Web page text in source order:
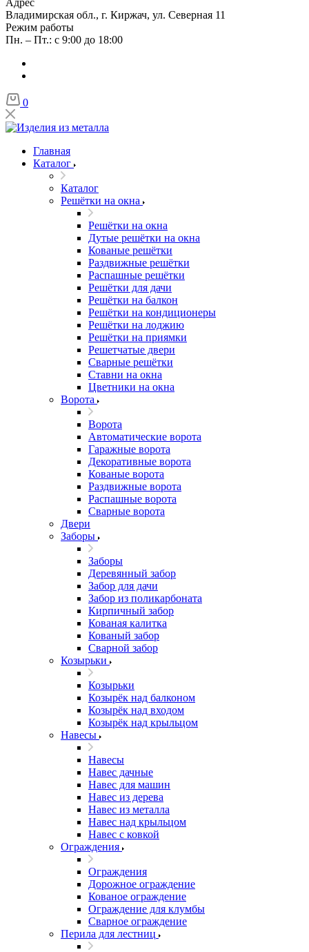
Адрес
Владимирская обл., г. Киржач, ул. Северная 11
Режим работы
Пн. – Пт.: с 9:00 до 18:00
0
Главная
Каталог
Каталог
Решётки на окна
Решётки на окна
Дутые решётки на окна
Кованые решётки
Раздвижные решётки
Распашные решётки
Решётки для дачи
Решётки на балкон
Решётки на кондиционеры
Решётки на лоджию
Решётки на приямки
Решетчатые двери
Сварные решётки
Ставни на окна
Цветники на окна
Ворота
Ворота
Автоматические ворота
Гаражные ворота
Декоративные ворота
Кованые ворота
Раздвижные ворота
Распашные ворота
Сварные ворота
Двери
Заборы
Заборы
Деревянный забор
Забор для дачи
Забор из поликарбоната
Кирпичный забор
Кованая калитка
Кованый забор
Сварной забор
Козырьки
Козырьки
Козырёк над балконом
Козырёк над входом
Козырёк над крыльцом
Навесы
Навесы
Навес дачные
Навес для машин
Навес из дерева
Навес из металла
Навес над крыльцом
Навес с ковкой
Ограждения
Ограждения
Дорожное ограждение
Кованое ограждение
Ограждение для клумбы
Сварное ограждение
Перила для лестниц